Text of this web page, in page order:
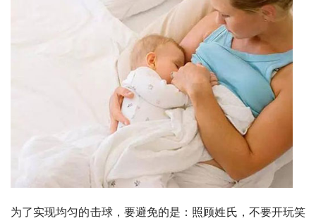
为了实现均匀的击球，要避免的是：照顾姓氏，不要开玩笑